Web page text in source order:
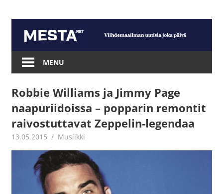
content
Mesta.net
MENU
Robbie Williams ja Jimmy Page
naapuriidoissa – popparin remontit
raivostuttavat Zeppelin-legendaa
13.05.2015 mestanet
Musiikki